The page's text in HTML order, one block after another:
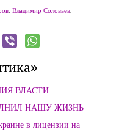
, Владимир Соловьев,
ВЛАСТИ
НАШУ ЖИЗНЬ
в лицензии на